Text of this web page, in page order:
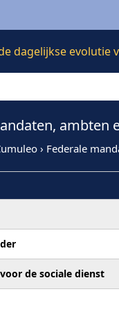
dagelijkse evolutie
ambten
› Federale
de sociale dienst